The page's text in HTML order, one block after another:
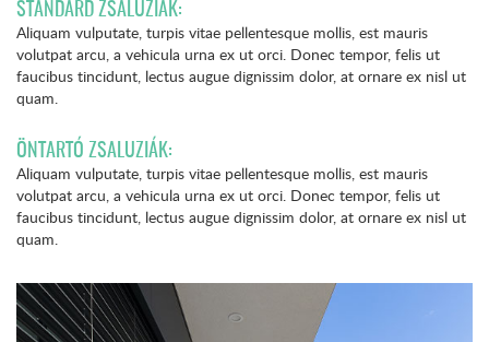
STANDARD ZSALUZIÁK:
Aliquam vulputate, turpis vitae pellentesque mollis, est mauris
volutpat arcu, a vehicula urna ex ut orci. Donec tempor, felis ut
faucibus tincidunt, lectus augue dignissim dolor, at ornare ex nisl ut
quam.
ÖNTARTÓ ZSALUZIÁK:
Aliquam vulputate, turpis vitae pellentesque mollis, est mauris
volutpat arcu, a vehicula urna ex ut orci. Donec tempor, felis ut
faucibus tincidunt, lectus augue dignissim dolor, at ornare ex nisl ut
quam.